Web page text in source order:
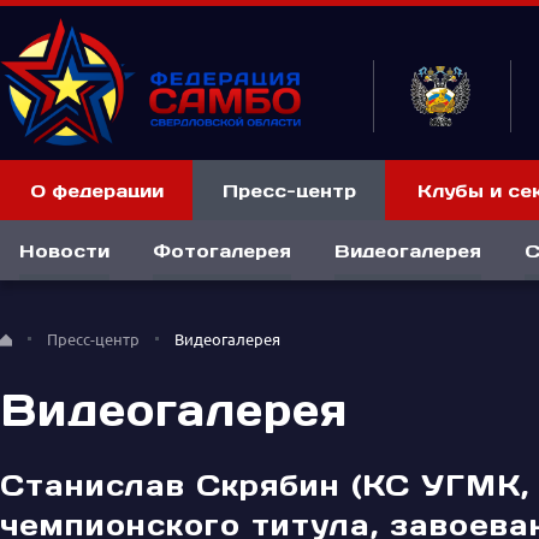
О федерации Пресс-центр
Новости Фотогалерея Видеогалерея
Клубы и
Пресс-центр Видеогалерея
Видеогалерея
Станислав Скрябин (КС УГМК,
чемпионского титула,